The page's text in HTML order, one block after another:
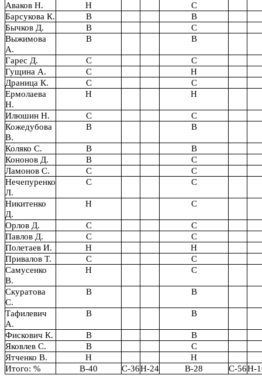
Аваков Н.
Н
С
Барсукова К.
В
В
Бычков Д.
В
С
Выжимова
А.
В В
Гарес Д. С
С
Гущина А.
С
Н
Драница К.
С
С
Ермолаева
Н.
Н Н
Илюшин Н. С
С
Кожедубова
В.
В В
Коляко С. В
В
Кононов Д.
В
С
Ламонов С.
С
С
Нечепуренко
Л.
С С
Никитенко
Д.
Н С
Орлов Д. С
С
Павлов Д.
С
С
Полетаев И.
Н
Н
Привалов Т.
С
С
Самусенко
В.
Н С
Скуратова
С.
В В
Тафилевич
А.
В В
Фискович К. В
В
Яковлев С.
В
С
Ятченко В.
Н
Н
Итого: %
В-40 С-36Н-24 В-28 С-56Н-